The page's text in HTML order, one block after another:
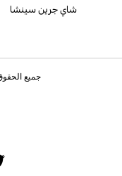
شاي جرين سينشا